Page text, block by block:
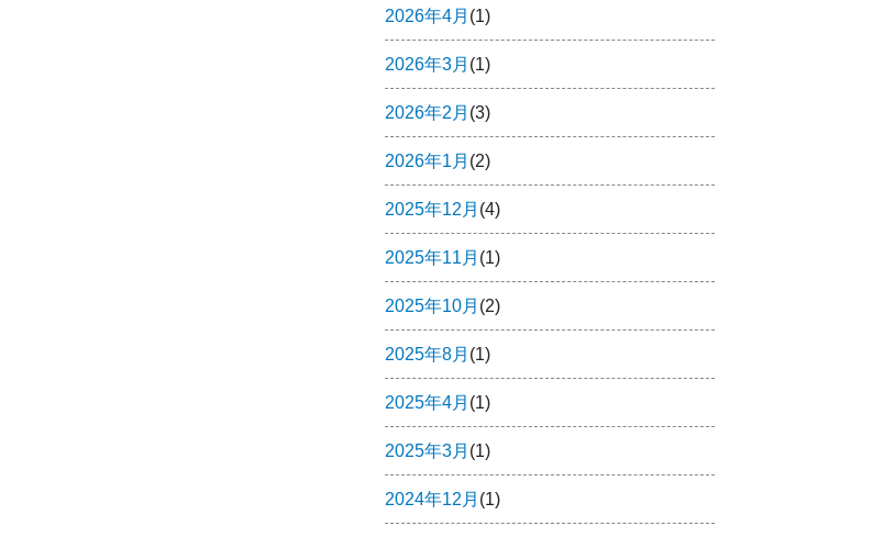
2026年4月 (1)
2026年3月 (1)
2026年2月 (3)
2026年1月 (2)
2025年12月 (4)
2025年11月 (1)
2025年10月 (2)
2025年8月 (1)
2025年4月 (1)
2025年3月 (1)
2024年12月 (1)